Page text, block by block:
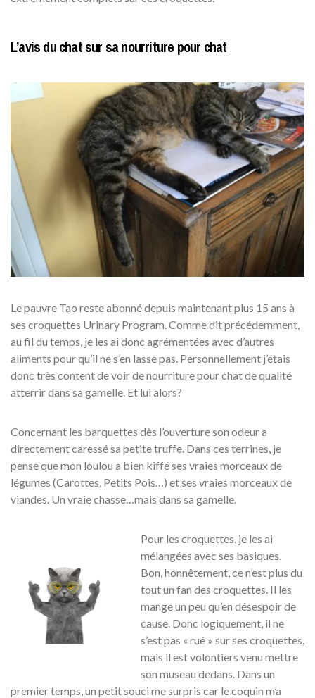
L’avis du chat sur sa nourriture pour chat
Le pauvre Tao reste abonné depuis maintenant plus 15 ans à
ses croquettes Urinary Program. Comme dit précédemment,
au fil du temps, je les ai donc agrémentées avec d’autres
aliments pour qu’il ne s’en lasse pas. Personnellement j’étais
donc très content de voir de nourriture pour chat de qualité
atterrir dans sa gamelle. Et lui alors?
Concernant les barquettes dès l’ouverture son odeur a
directement caressé sa petite truffe. Dans ces terrines, je
pense que mon loulou a bien kiffé ses vraies morceaux de
légumes (Carottes, Petits Pois…) et ses vraies morceaux de
viandes. Un vraie chasse…mais dans sa gamelle.
Pour les croquettes, je les ai
mélangées avec ses basiques.
Bon, honnêtement, ce n’est plus du
tout un fan des croquettes. Il les
mange un peu qu’en désespoir de
cause. Donc logiquement, il ne
s’est pas « rué » sur ses croquettes,
mais il est volontiers venu mettre
son museau dedans. Dans un
premier temps, un petit souci me surpris car le coquin m’a